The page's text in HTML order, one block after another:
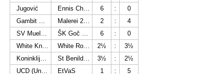
Jugović
Ennis Chess Club 6 :
0
Gambit Bonnevoie II
Malerei 2000 Rapid Feffernitz 2 :
4
SV Muelheim Nord
ŠK Goč - Vrnjačka Banja 6 :
0
White Knights Chess Club
White Rose 2½ :
3½
Koninklijke Wetterse Vrijpion
St Benildus 3½ :
2½
UCD (University College Dublin)
EtVaS 1 :
5